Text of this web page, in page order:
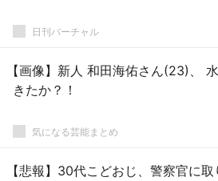
日刊バーチャル
【画像】新人 和田海佑さん(23)、
きたか？！
気になる芸能まとめ
【悲報】30代こどおじ、警察官に取